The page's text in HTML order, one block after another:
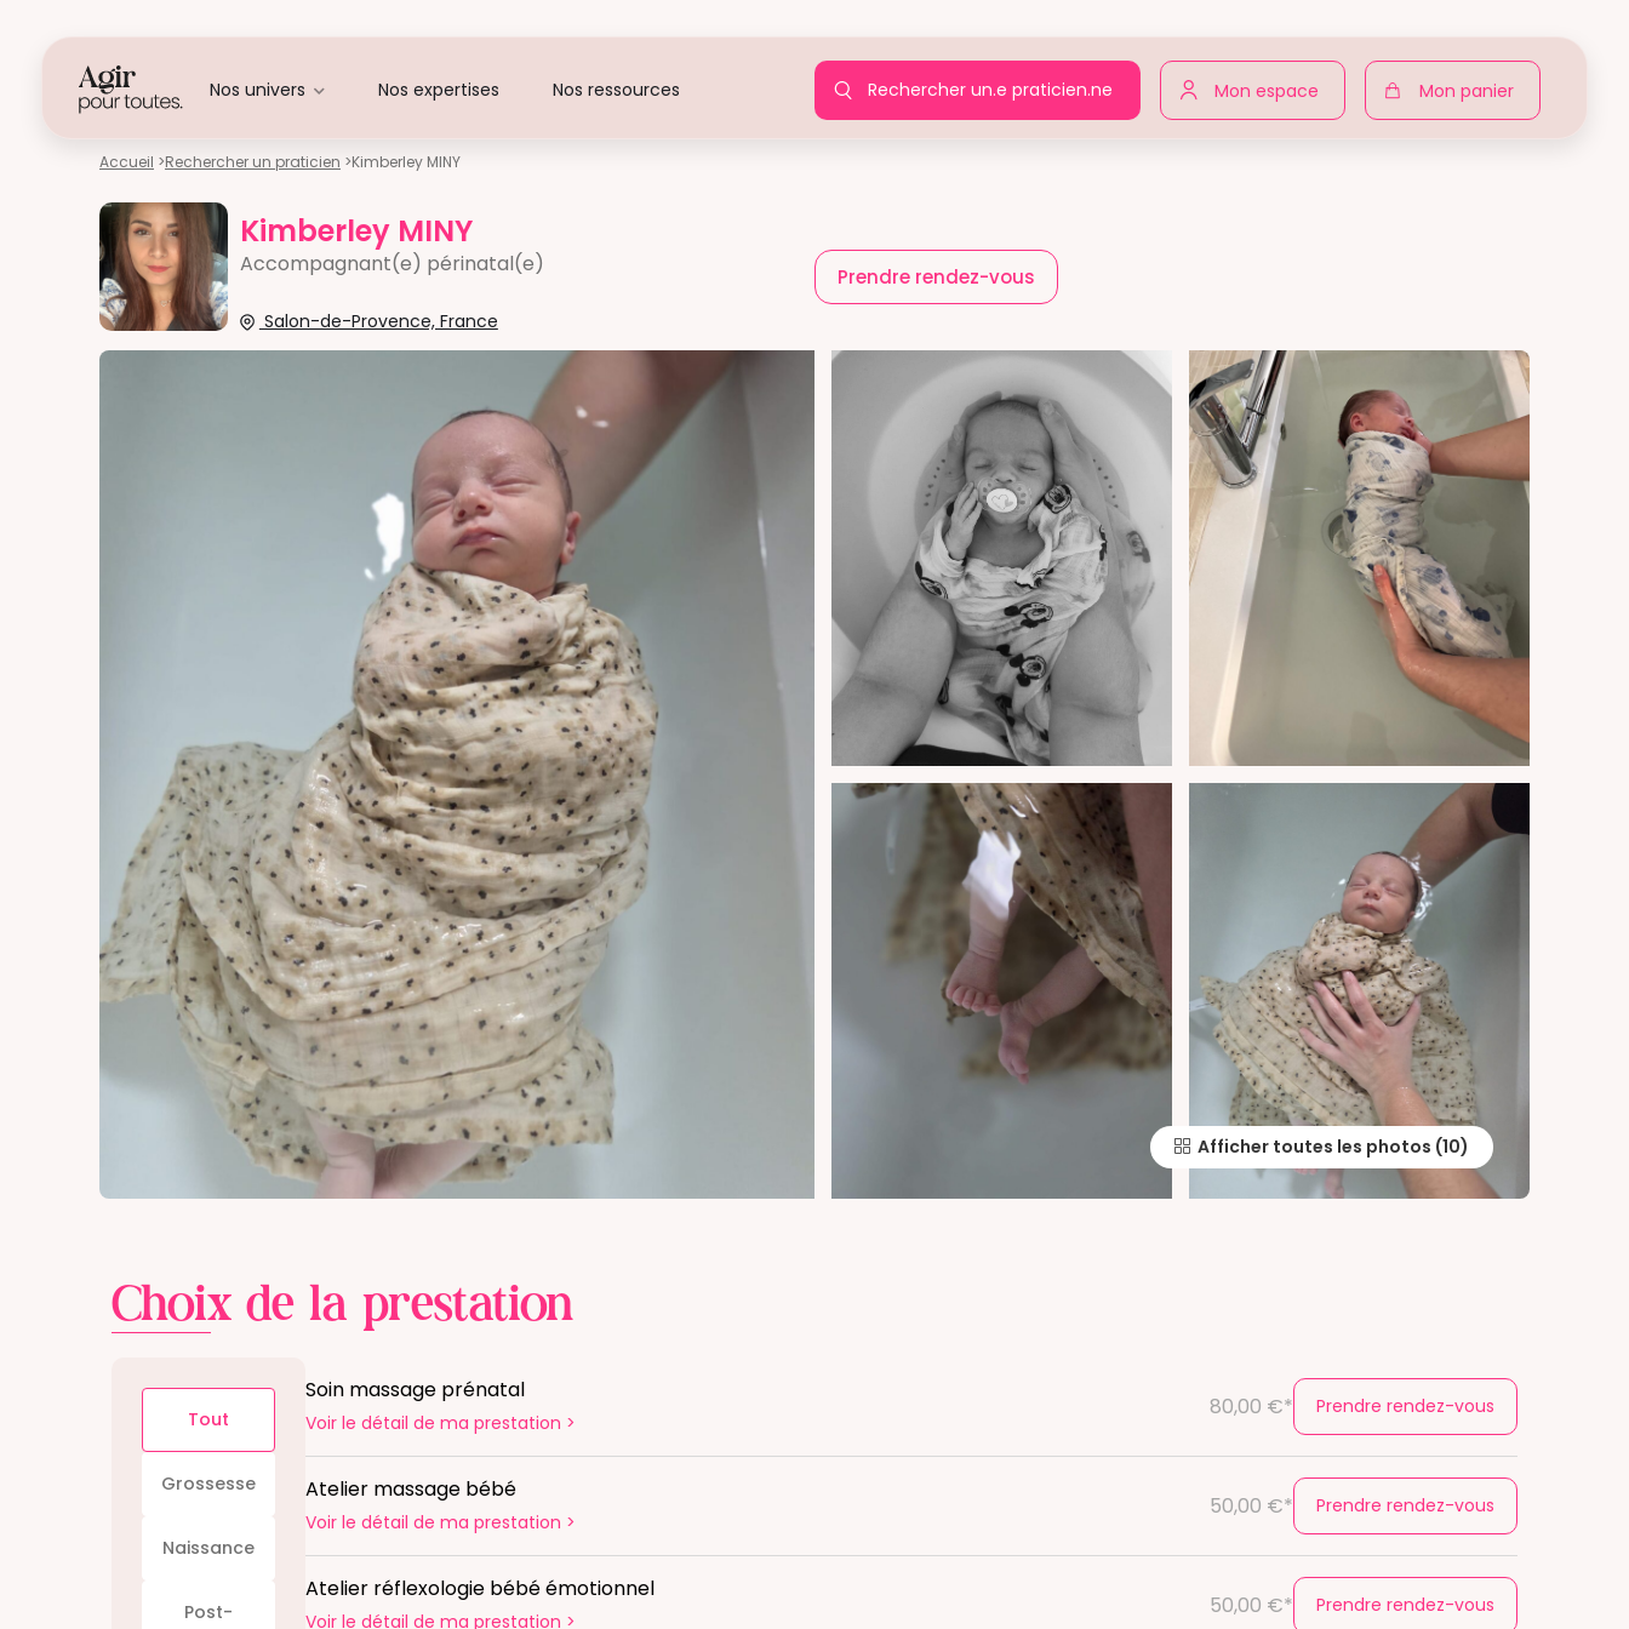
Nos univers Nos expertises Nos ressources Rechercher un.e praticien.ne Mon espace Mon panier
Accueil >Rechercher un praticien >Kimberley MINY
Kimberley MINY
Accompagnant(e) périnatal(e)
Salon-de-Provence, France
Prendre rendez-vous
Afficher toutes les photos
Choix de la prestation
Tout
Grossesse
Naissance
Post-
Soin massage prénatal
Voir le détail de ma prestation >
80,00 €* Prendre rendez-vous
Atelier massage bébé
Voir le détail de ma prestation >
50,00 €* Prendre rendez-vous
Atelier réflexologie bébé émotionnel
Voir le détail de ma prestation >
50,00 €* Prendre rendez-vous